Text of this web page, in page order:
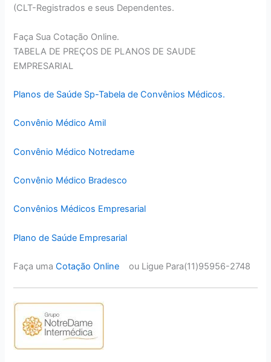
(CLT-Registrados e seus Dependentes.
Faça Sua Cotação Online.
TABELA DE PREÇOS DE PLANOS DE SAUDE
EMPRESARIAL
Planos de Saúde Sp-Tabela de Convênios Médicos.
Convênio Médico Amil
Convênio Médico Notredame
Convênio Médico Bradesco
Convênios Médicos Empresarial
Plano de Saúde Empresarial
Faça umaCotação Online ou Ligue Para(11)95956-2748